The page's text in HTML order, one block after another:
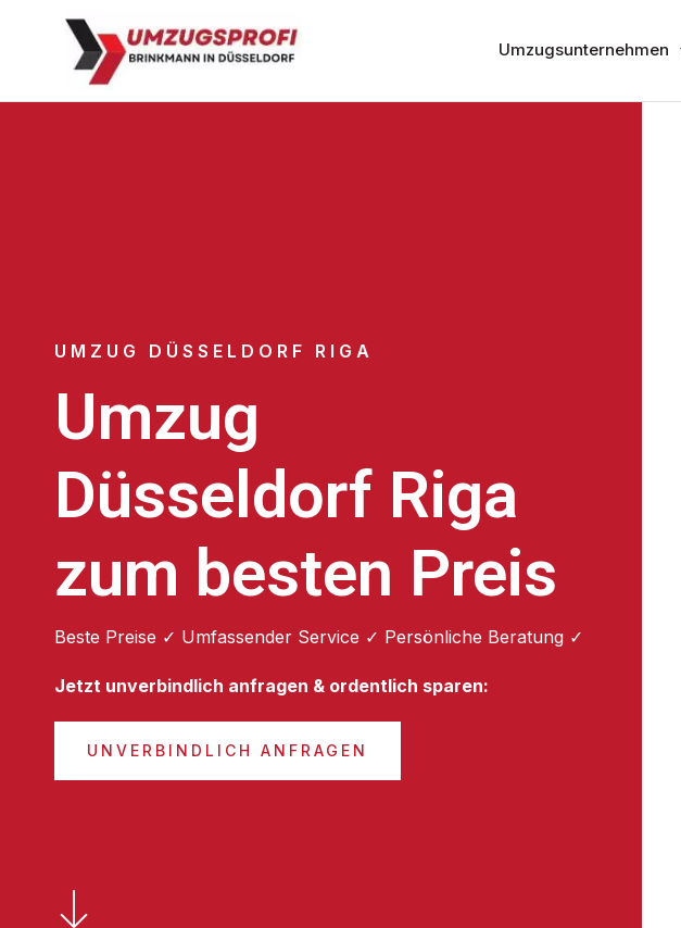
Umzugsunternehmen
UMZUG DÜSSELDORF RIGA
Umzug
Düsseldorf Riga
zum besten Preis
Beste Preise ✓ Umfassender Service ✓ Persönliche Beratung ✓
Jetzt unverbindlich anfragen & ordentlich sparen:
UNVERBINDLICH ANFRAGEN